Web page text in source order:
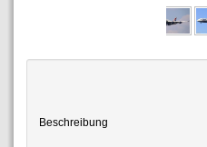
Beschreibung